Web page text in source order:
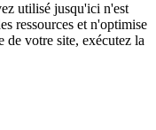
utilisé jusqu'ici n'est
ressources et n'optimise
de votre site, exécutez la